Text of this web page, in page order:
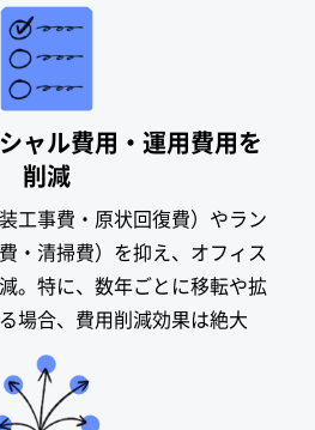
ャル費用・運用費用を
削減
工事費・原状回復費）やラン
・清掃費）を抑え、オフィス
。特に、数年ごとに移転や拡
場合、費用削減効果は絶大